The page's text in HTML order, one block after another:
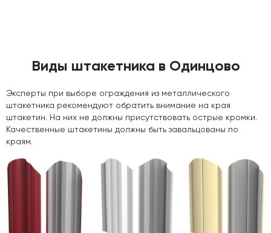
Виды штакетника в Одинцово
Эксперты при выборе ограждения из металлического
штакетника рекомендуют обратить внимание на края
штакетин. На них не должны присутствовать острые кромки.
Качественные штакетины должны быть завальцованы по
краям.